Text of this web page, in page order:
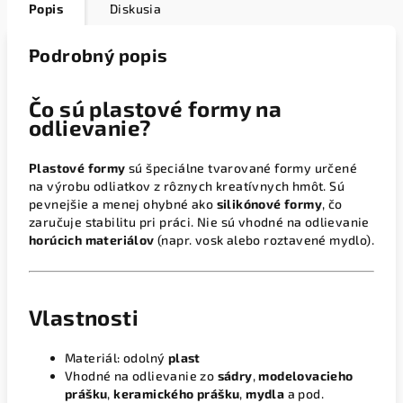
Popis Diskusia
Podrobný popis
Čo sú plastové formy na
odlievanie?
Plastové formy sú špeciálne tvarované formy určené
na výrobu odliatkov z rôznych kreatívnych hmôt. Sú
pevnejšie a menej ohybné ako silikónové formy, čo
zaručuje stabilitu pri práci. Nie sú vhodné na odlievanie
horúcich materiálov (napr. vosk alebo roztavené mydlo).
Vlastnosti
Materiál: odolný plast
Vhodné na odlievanie zo sádry,modelovacieho
prášku,keramického prášku,mydla a pod.